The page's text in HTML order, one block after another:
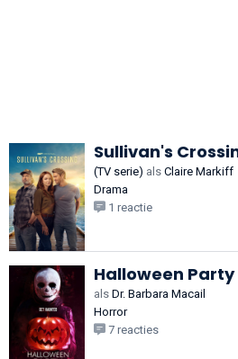
Sullivan's
(TV serie) als Claire Markiff
Drama
1 reactie
Halloween Party
als Dr. Barbara Macail
Horror
7 reacties